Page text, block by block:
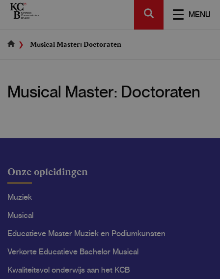
Skip
MENU
SEARCH
Musical Master: Doctoraten
Musical Master: Doctoraten
Onze opleidingen
Muziek
Musical
Educatieve Master Muziek en Podiumkunsten
Verkorte Educatieve Bachelor Musical
Kwaliteitsvol onderwijs aan het KCB